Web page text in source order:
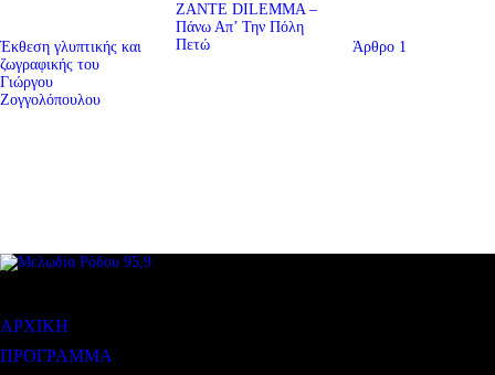
Έκθεση γλυπτικής και
ζωγραφικής του
Γιώργου
Ζογγολόπουλου
ZANTE DILEMMA –
Πάνω Απ’ Την Πόλη
Πετώ
Άρθρο 1
ΜΕΝΟΥ
ΑΡΧΙΚΗ
ΠΡΟΓΡΑΜΜΑ